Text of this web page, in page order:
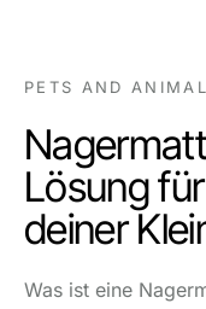
PETS AND
Lösung
deiner
Was ist eine